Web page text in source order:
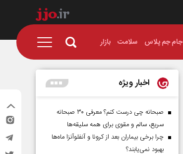
جام جم پلاس سلامت بازار
اخبار ویژه
صبحانه چی درست کنم؟ معرفی ۳۰ صبحانه
سریع، سالم و مقوی برای همه سلیقه‌ها
چرا برخی بیماران بعد از کرونا و آنفلوآنزا ماه‌ها
بهبود نمی‌یابند؟